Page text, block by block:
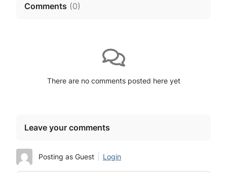
Comments (0)
There are no comments posted here yet
Leave your comments
Posting as Guest Login